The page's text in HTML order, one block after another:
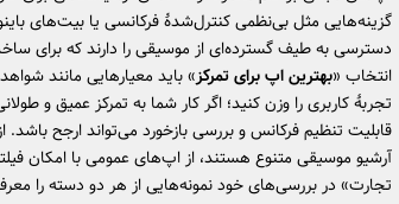
گزینه‌هایی مثل بی‌نظمی کنترل‌شدهٔ فرکانسی یا بیت‌های
دسترسی به طیف گسترده‌ای از موسیقی را دارند که
انتخاب «بهترین اپ برای تمرکز» باید معیارهایی مانند
تجربهٔ کاربری را وزن کنید؛ اگر کار شما به تمرکز عمیق و
قابلیت تنظیم فرکانس و بررسی بازخورد می‌تواند ارجح
آرشیو موسیقی متنوع هستند، از اپ‌های عمومی با امکان
تجارت» در بررسی‌های خود نمونه‌هایی از هر دو دسته را